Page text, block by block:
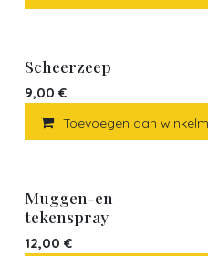
Scheerzeep
9,00 €
Toevoegen aan
Muggen-en
tekenspray
12,00 €